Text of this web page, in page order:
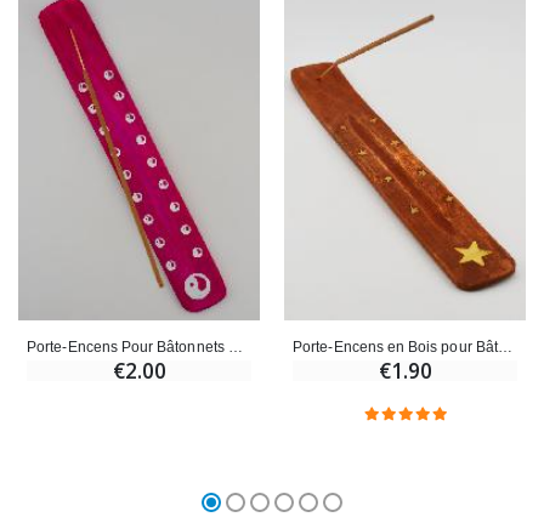
€2.00
Porte-Encens en Bois pour Bâtonnets
€1.90